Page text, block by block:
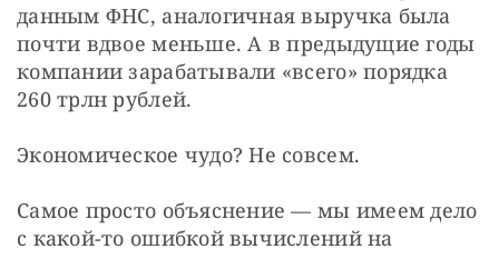
данным ФНС, аналогичная выручка была
почти вдвое меньше. А в предыдущие годы
компании зарабатывали «всего» порядка
260 трлн рублей.
Экономическое чудо? Не совсем.
Самое просто объяснение — мы имеем дело
с какой-то ошибкой вычислений на